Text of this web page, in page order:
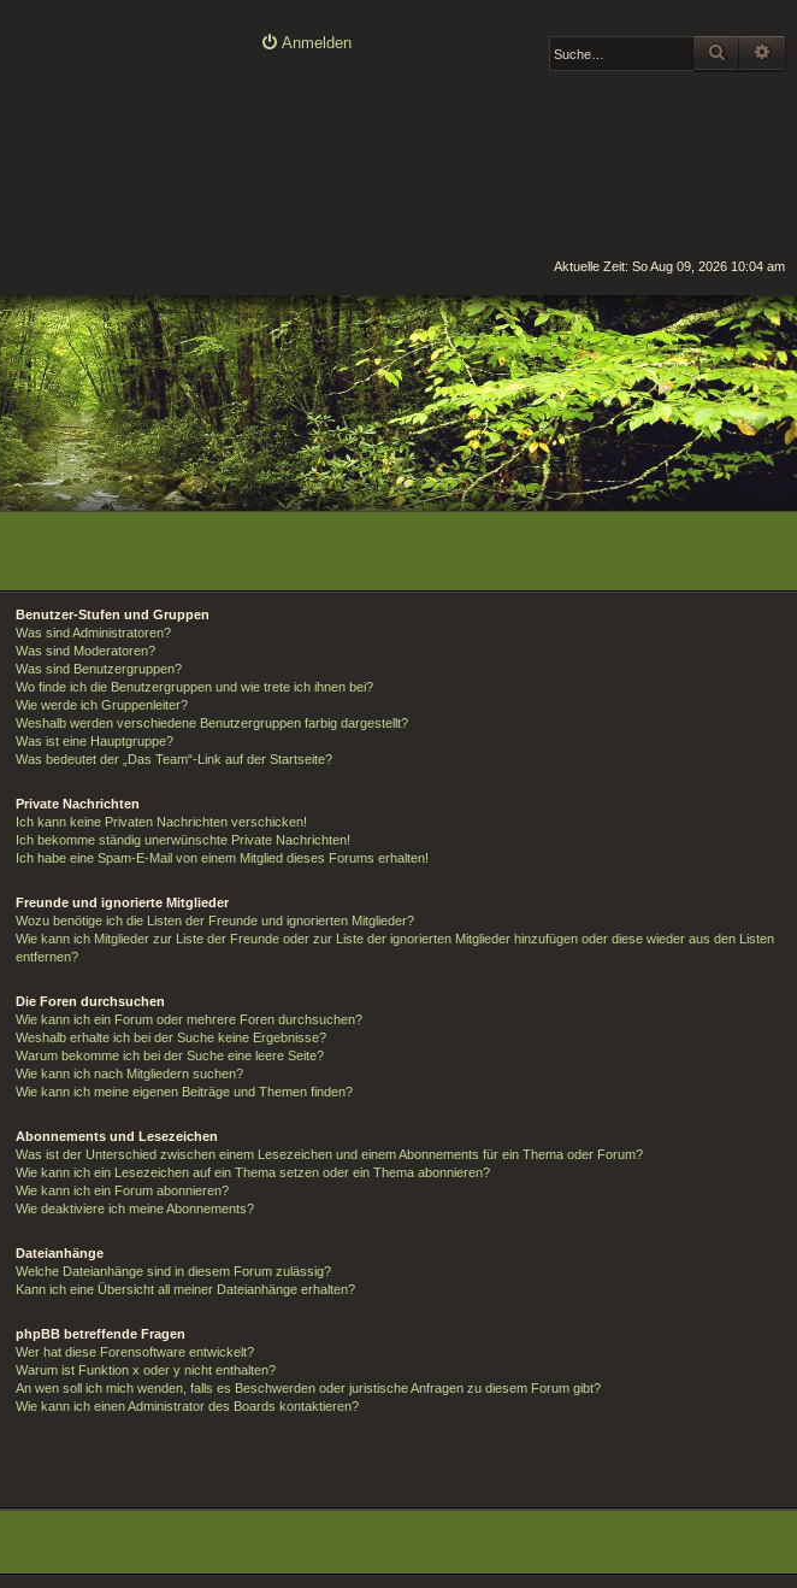
Anmelden SUCHE
Aktuelle Zeit: So Aug 09, 2026 10:04 am
Benutzer-Stufen und Gruppen
Was sind Administratoren?
Was sind Moderatoren?
Was sind Benutzergruppen?
Wo finde ich die Benutzergruppen und wie trete ich ihnen bei?
Wie werde ich Gruppenleiter?
Weshalb werden verschiedene Benutzergruppen farbig dargestellt?
Was ist eine Hauptgruppe?
Was bedeutet der „Das Team“-Link auf der Startseite?
Private Nachrichten
Ich kann keine Privaten Nachrichten verschicken!
Ich bekomme ständig unerwünschte Private Nachrichten!
Ich habe eine Spam-E-Mail von einem Mitglied dieses Forums erhalten!
Freunde und ignorierte Mitglieder
Wozu benötige ich die Listen der Freunde und ignorierten Mitglieder?
Wie kann ich Mitglieder zur Liste der Freunde oder zur Liste der ignorierten Mitglieder hinzufügen oder diese wieder aus den Listen
entfernen?
Die Foren durchsuchen
Wie kann ich ein Forum oder mehrere Foren durchsuchen?
Weshalb erhalte ich bei der Suche keine Ergebnisse?
Warum bekomme ich bei der Suche eine leere Seite?
Wie kann ich nach Mitgliedern suchen?
Wie kann ich meine eigenen Beiträge und Themen finden?
Abonnements und Lesezeichen
Was ist der Unterschied zwischen einem Lesezeichen und einem Abonnements für ein Thema oder Forum?
Wie kann ich ein Lesezeichen auf ein Thema setzen oder ein Thema abonnieren?
Wie kann ich ein Forum abonnieren?
Wie deaktiviere ich meine Abonnements?
Dateianhänge
Welche Dateianhänge sind in diesem Forum zulässig?
Kann ich eine Übersicht all meiner Dateianhänge erhalten?
phpBB betreffende Fragen
Wer hat diese Forensoftware entwickelt?
Warum ist Funktion x oder y nicht enthalten?
An wen soll ich mich wenden, falls es Beschwerden oder juristische Anfragen zu diesem Forum gibt?
Wie kann ich einen Administrator des Boards kontaktieren?